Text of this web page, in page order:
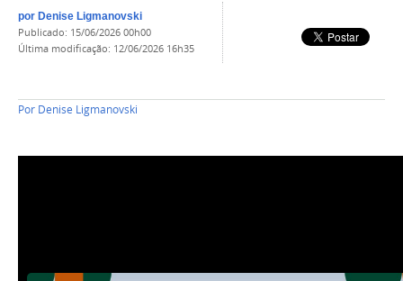
por Denise Ligmanovski
publicado: 15/06/2026 00h00
última modificação: 12/06/2026 16h35
Por Denise Ligmanovski